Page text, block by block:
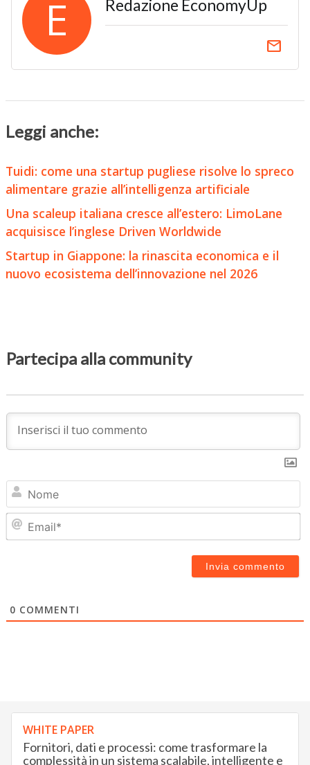
E Redazione EconomyUp
email
Leggi anche:
Tuidi: come una startup pugliese risolve lo spreco
alimentare grazie all’intelligenza artificiale
Una scaleup italiana cresce all’estero: LimoLane
acquisisce l’inglese Driven Worldwide
Startup in Giappone: la rinascita economica e il
nuovo ecosistema dell’innovazione nel 2026
Partecipa alla community
0 COMMENTI
WHITE PAPER
Fornitori, dati e processi: come trasformare la
complessità in un sistema scalabile, intelligente e